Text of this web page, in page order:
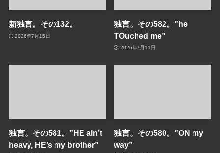
新独言。その132。
2026年7月15日
独言。その582。”he
TOuched me”
2026年7月11日
独言。その581。”HE ain’t
heavy, HE’s my brother”
独言。その580。”ON my
way”